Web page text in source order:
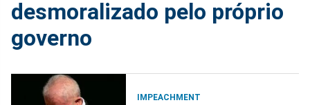
desmoralizado pelo próprio
governo
IMPEACHMENT